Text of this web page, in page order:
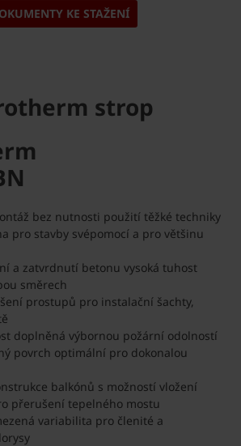
KE STAŽENÍ
strop
bez nutnosti použití těžké techniky
pro stavby svépomocí a pro většinu
a zatvrdnutí betonu vysoká tuhost
směrech
prostupů pro instalační šachty,
doplněná výbornou požární odolností
povrch optimální pro dokonalou
balkónů s možností vložení
přerušení tepelného mostu
variabilita pro členité a